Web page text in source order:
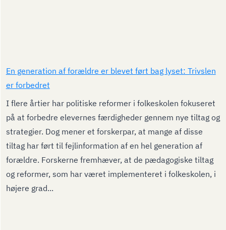
En generation af forældre er blevet ført bag lyset: Trivslen
er forbedret
I flere årtier har politiske reformer i folkeskolen fokuseret
på at forbedre elevernes færdigheder gennem nye tiltag og
strategier. Dog mener et forskerpar, at mange af disse
tiltag har ført til fejlinformation af en hel generation af
forældre. Forskerne fremhæver, at de pædagogiske tiltag
og reformer, som har været implementeret i folkeskolen, i
højere grad...